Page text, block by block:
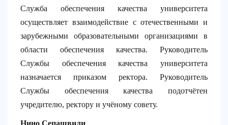
Служба обеспечения качества университета
осуществляет взаимодействие с отечественными и
зарубежными образовательными организациями в
области обеспечения качества. Руководитель
Службы обеспечения качества университета
назначается приказом ректора. Руководитель
Службы обеспечения качества подотчётен
учредителю, ректору и учёному совету.